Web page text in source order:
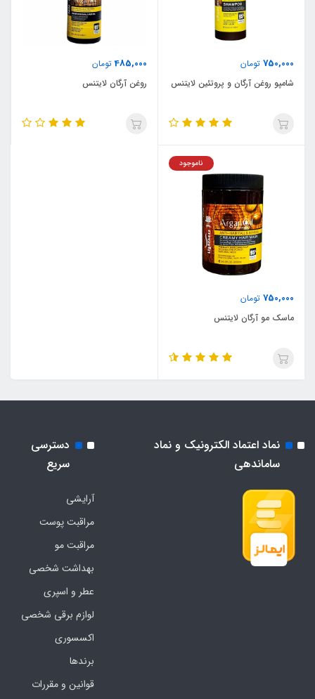
750,000 تومان
شامپو روغن آرگان و پروتئین لایتنس
485,000تومان
روغن آرگان لایتنس
750,000 تومان
ناموجود
ماسک مو آرگان لایتنس
نماد اعتماد الکترونیک و نماد
ساماندهی
دسترسی
سریع
آرایشی
مراقبت پوست
مراقبت مو
بهداشت شخصی
عطر و اسپری
لوازم برقی شخصی
اکسسوری
برندها
قوانین و مقررات